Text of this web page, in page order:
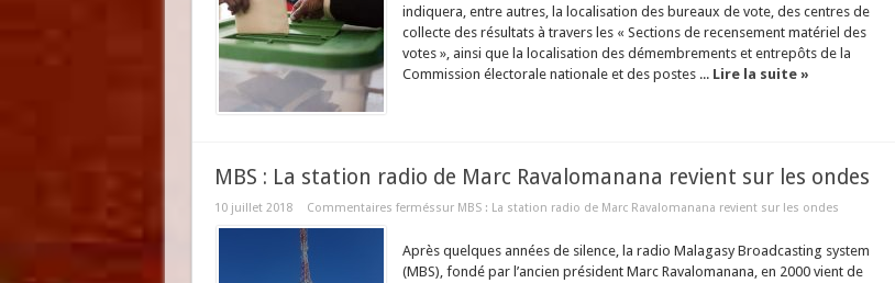
indiquera, entre autres, la localisation des bureaux de vote, des centres de
collecte des résultats à travers les « Sections de recensement matériel des
votes », ainsi que la localisation des démembrements et entrepôts de la
Commission électorale nationale et des postes ... Lire la suite »
MBS : La station radio de Marc Ravalomanana revient sur les ondes
10 juillet 2018 Commentaires ferméssur MBS : La station radio de Marc Ravalomanana revient sur les ondes
Après quelques années de silence, la radio Malagasy Broadcasting system
(MBS), fondé par l’ancien président Marc Ravalomanana, en 2000 vient de